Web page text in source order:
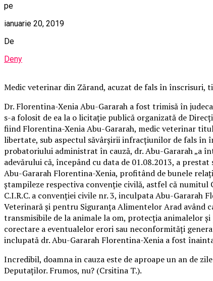
pe
ianuarie 20, 2019
De
Deny
Medic veterinar din Zărand, acuzat de fals în înscrisuri,
Dr. Florentina-Xenia Abu-Gararah a fost trimisă în
s-a folosit de ea la o licitaţie publică organizată de
fiind Florentina-Xenia Abu-Gararah, medic veterinar
libertate, sub aspectul săvârşirii infracţiunilor de fals în
probatoriului administrat în cauză, dr. Abu-Gararah „a
adevărului că, începând cu data de 01.08.2013, a
Abu-Gararah Florentina-Xenia, profitând de bunele
ştampileze respectiva convenţie civilă, astfel că
C.I.R.C. a convenţiei civile nr. 3, inculpata Abu-
Veterinară şi pentru Siguranţa Alimentelor Arad având
transmisibile de la animale la om, protecţia animalelor
corectare a eventualelor erori sau neconformităţi
inclupată dr. Abu-Gararah Florentina-Xenia a fost
Incredibil, doamna in cauza este de aproape un an de
Deputaților. Frumos, nu? (Crsitina T.).